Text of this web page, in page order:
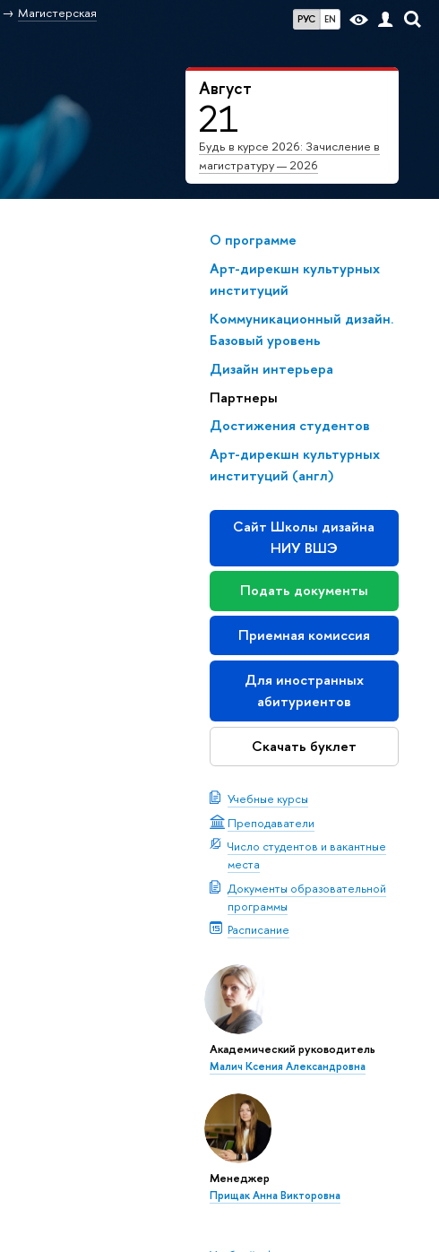
РУС EN
Магистерская
Август
21
Будь в курсе 2026: Зачисление в
магистратуру — 2026
О программе
Арт-дирекшн культурных
институций
Коммуникационный дизайн.
Базовый уровень
Дизайн интерьера
Партнеры
Достижения студентов
Арт-дирекшн культурных
институций (англ)
Сайт Школы дизайна
НИУ ВШЭ
Подать документы
Приемная комиссия
Для иностранных
абитуриентов
Скачать буклет
Учебные курсы
Преподаватели
Число студентов и вакантные
места
Документы образовательной
программы
Расписание
Академический руководитель
Малич Ксения Александровна
Менеджер
Прищак Анна Викторовна